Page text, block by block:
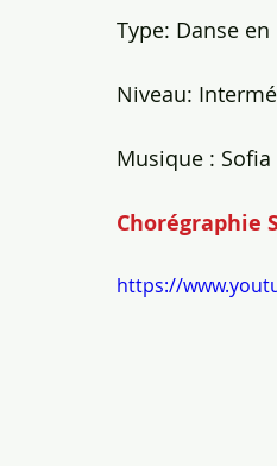
Type: Danse
Niveau:
Musique :
Chorégraphie
https://